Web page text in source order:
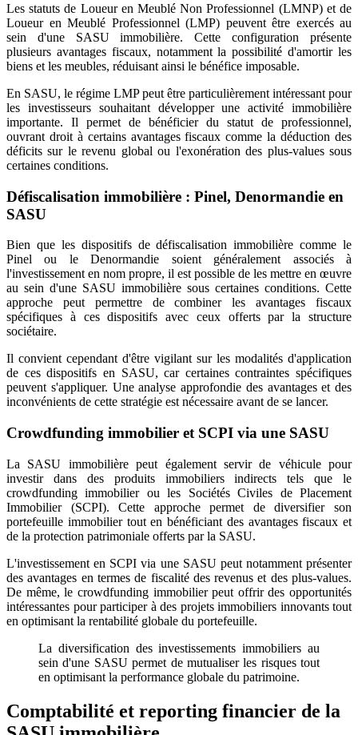
Les statuts de Loueur en Meublé Non Professionnel (LMNP) et de
Loueur en Meublé Professionnel (LMP) peuvent être exercés au
sein d'une SASU immobilière. Cette configuration présente
plusieurs avantages fiscaux, notamment la possibilité d'amortir les
biens et les meubles, réduisant ainsi le bénéfice imposable.
En SASU, le régime LMP peut être particulièrement intéressant pour
les investisseurs souhaitant développer une activité immobilière
importante. Il permet de bénéficier du statut de professionnel,
ouvrant droit à certains avantages fiscaux comme la déduction des
déficits sur le revenu global ou l'exonération des plus-values sous
certaines conditions.
Défiscalisation immobilière : Pinel, Denormandie en
SASU
Bien que les dispositifs de défiscalisation immobilière comme le
Pinel ou le Denormandie soient généralement associés à
l'investissement en nom propre, il est possible de les mettre en œuvre
au sein d'une SASU immobilière sous certaines conditions. Cette
approche peut permettre de combiner les avantages fiscaux
spécifiques à ces dispositifs avec ceux offerts par la structure
sociétaire.
Il convient cependant d'être vigilant sur les modalités d'application
de ces dispositifs en SASU, car certaines contraintes spécifiques
peuvent s'appliquer. Une analyse approfondie des avantages et des
inconvénients de cette stratégie est nécessaire avant de se lancer.
Crowdfunding immobilier et SCPI via une SASU
La SASU immobilière peut également servir de véhicule pour
investir dans des produits immobiliers indirects tels que le
crowdfunding immobilier ou les Sociétés Civiles de Placement
Immobilier (SCPI). Cette approche permet de diversifier son
portefeuille immobilier tout en bénéficiant des avantages fiscaux et
de la protection patrimoniale offerts par la SASU.
L'investissement en SCPI via une SASU peut notamment présenter
des avantages en termes de fiscalité des revenus et des plus-values.
De même, le crowdfunding immobilier peut offrir des opportunités
intéressantes pour participer à des projets immobiliers innovants tout
en optimisant la rentabilité globale du portefeuille.
La diversification des investissements immobiliers au
sein d'une SASU permet de mutualiser les risques tout
en optimisant la performance globale du patrimoine.
Comptabilité et reporting financier de la